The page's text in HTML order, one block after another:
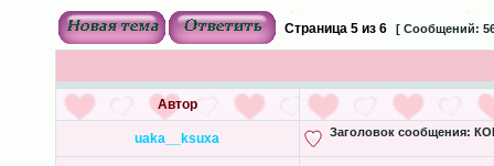
Страница 5из 6 [ Сообщений:
Автор
uaka__ksuxa Заголовок сообщения: